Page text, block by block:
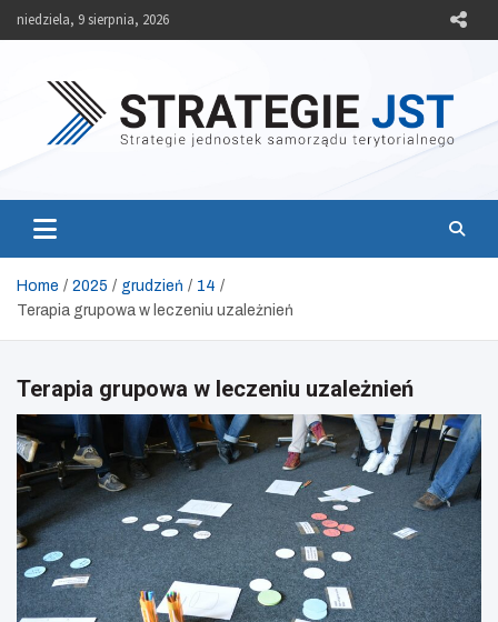
Skipniedziela, 9 sierpnia, 2026
Strategie JST
Home 2025 grudzień
14
Terapia grupowa w leczeniu uzależnień
Terapia grupowa w leczeniu uzależnień